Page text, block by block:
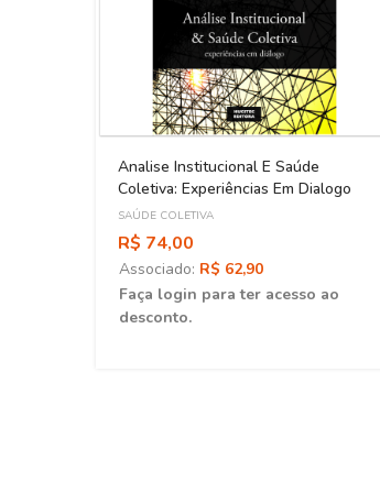
Analise Institucional E Saúde
Coletiva: Experiências Em Dialogo
SAÚDE COLETIVA
R$ 74,00
Associado: R$ 62,90
Faça login para ter acesso ao
desconto.